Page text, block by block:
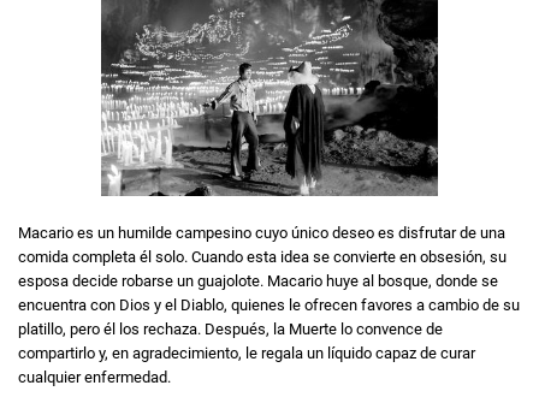
Macario es un humilde campesino cuyo único deseo es disfrutar de una
comida completa él solo. Cuando esta idea se convierte en obsesión, su
esposa decide robarse un guajolote. Macario huye al bosque, donde se
encuentra con Dios y el Diablo, quienes le ofrecen favores a cambio de su
platillo, pero él los rechaza. Después, la Muerte lo convence de
compartirlo y, en agradecimiento, le regala un líquido capaz de curar
cualquier enfermedad.